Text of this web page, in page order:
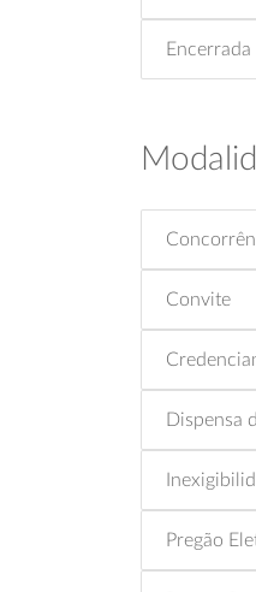
Encerrada
Convite
Dispensa
Pregão